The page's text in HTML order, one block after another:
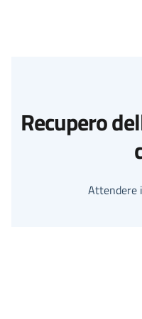
Recupero
Attendere